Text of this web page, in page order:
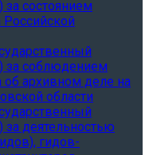
за состоянием
за соблюдением
об архивном деле на
области
за деятельностью
гидов-